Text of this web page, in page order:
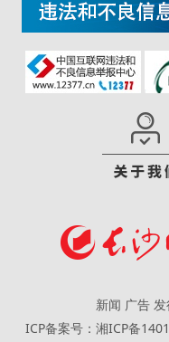
新闻 广告
ICP备案号：湘ICP备